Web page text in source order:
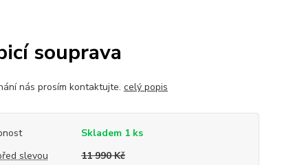
souprava
nás prosím kontaktujte. celý popis
Skladem 1 ks
slevou
11 990 Kč